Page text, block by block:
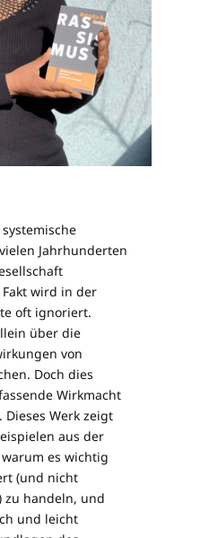
Jahrhunderten
wird in der
oft ignoriert.
über die
von
Doch dies
Wirkmacht
Werk zeigt
aus der
es wichtig
(und nicht
handeln, und
und leicht